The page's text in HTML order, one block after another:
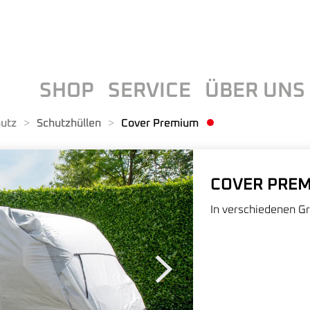
SHOP SERVICE ÜBER UNS
Schutzhüllen Cover Premium
COVER
In verschiedenen